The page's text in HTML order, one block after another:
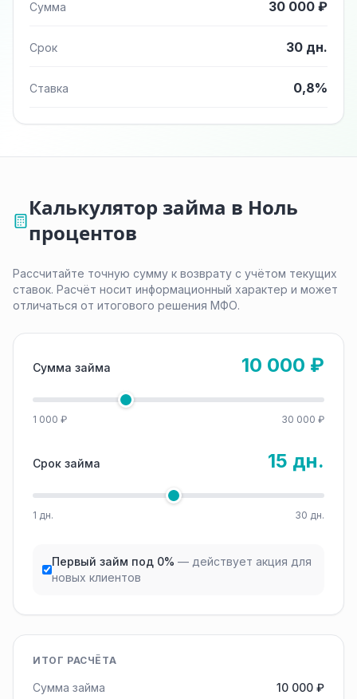
Сумма 30 000 ₽
Срок 30 дн.
Ставка 0,8%
Калькулятор займа в Ноль
процентов
Рассчитайте точную сумму к возврату с учётом текущих
ставок. Расчёт носит информационный характер и может
отличаться от итогового решения МФО.
Сумма займа 10 000 ₽
1 000 ₽ 30 000 ₽
Срок займа 15 дн.
1 дн. 30 дн.
Первый займ под 0% — действует акция для
новых клиентов
ИТОГ РАСЧЁТА
Сумма займа
10 000 ₽